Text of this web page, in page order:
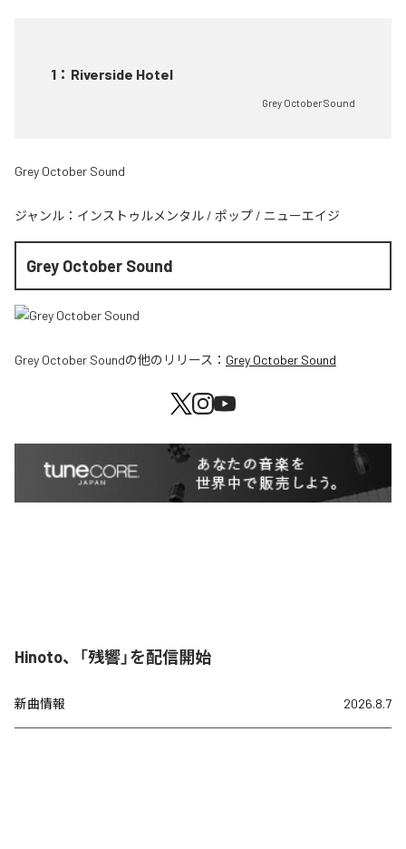
1 ： Riverside Hotel
Grey October Sound
Grey October Sound
ジャンル： インストゥルメンタル / ポップ / ニューエイジ
Grey October Sound
Grey October Soundの他のリリース： Grey October Sound
Hinoto、「残響」を配信開始
新曲情報 2026.8.7